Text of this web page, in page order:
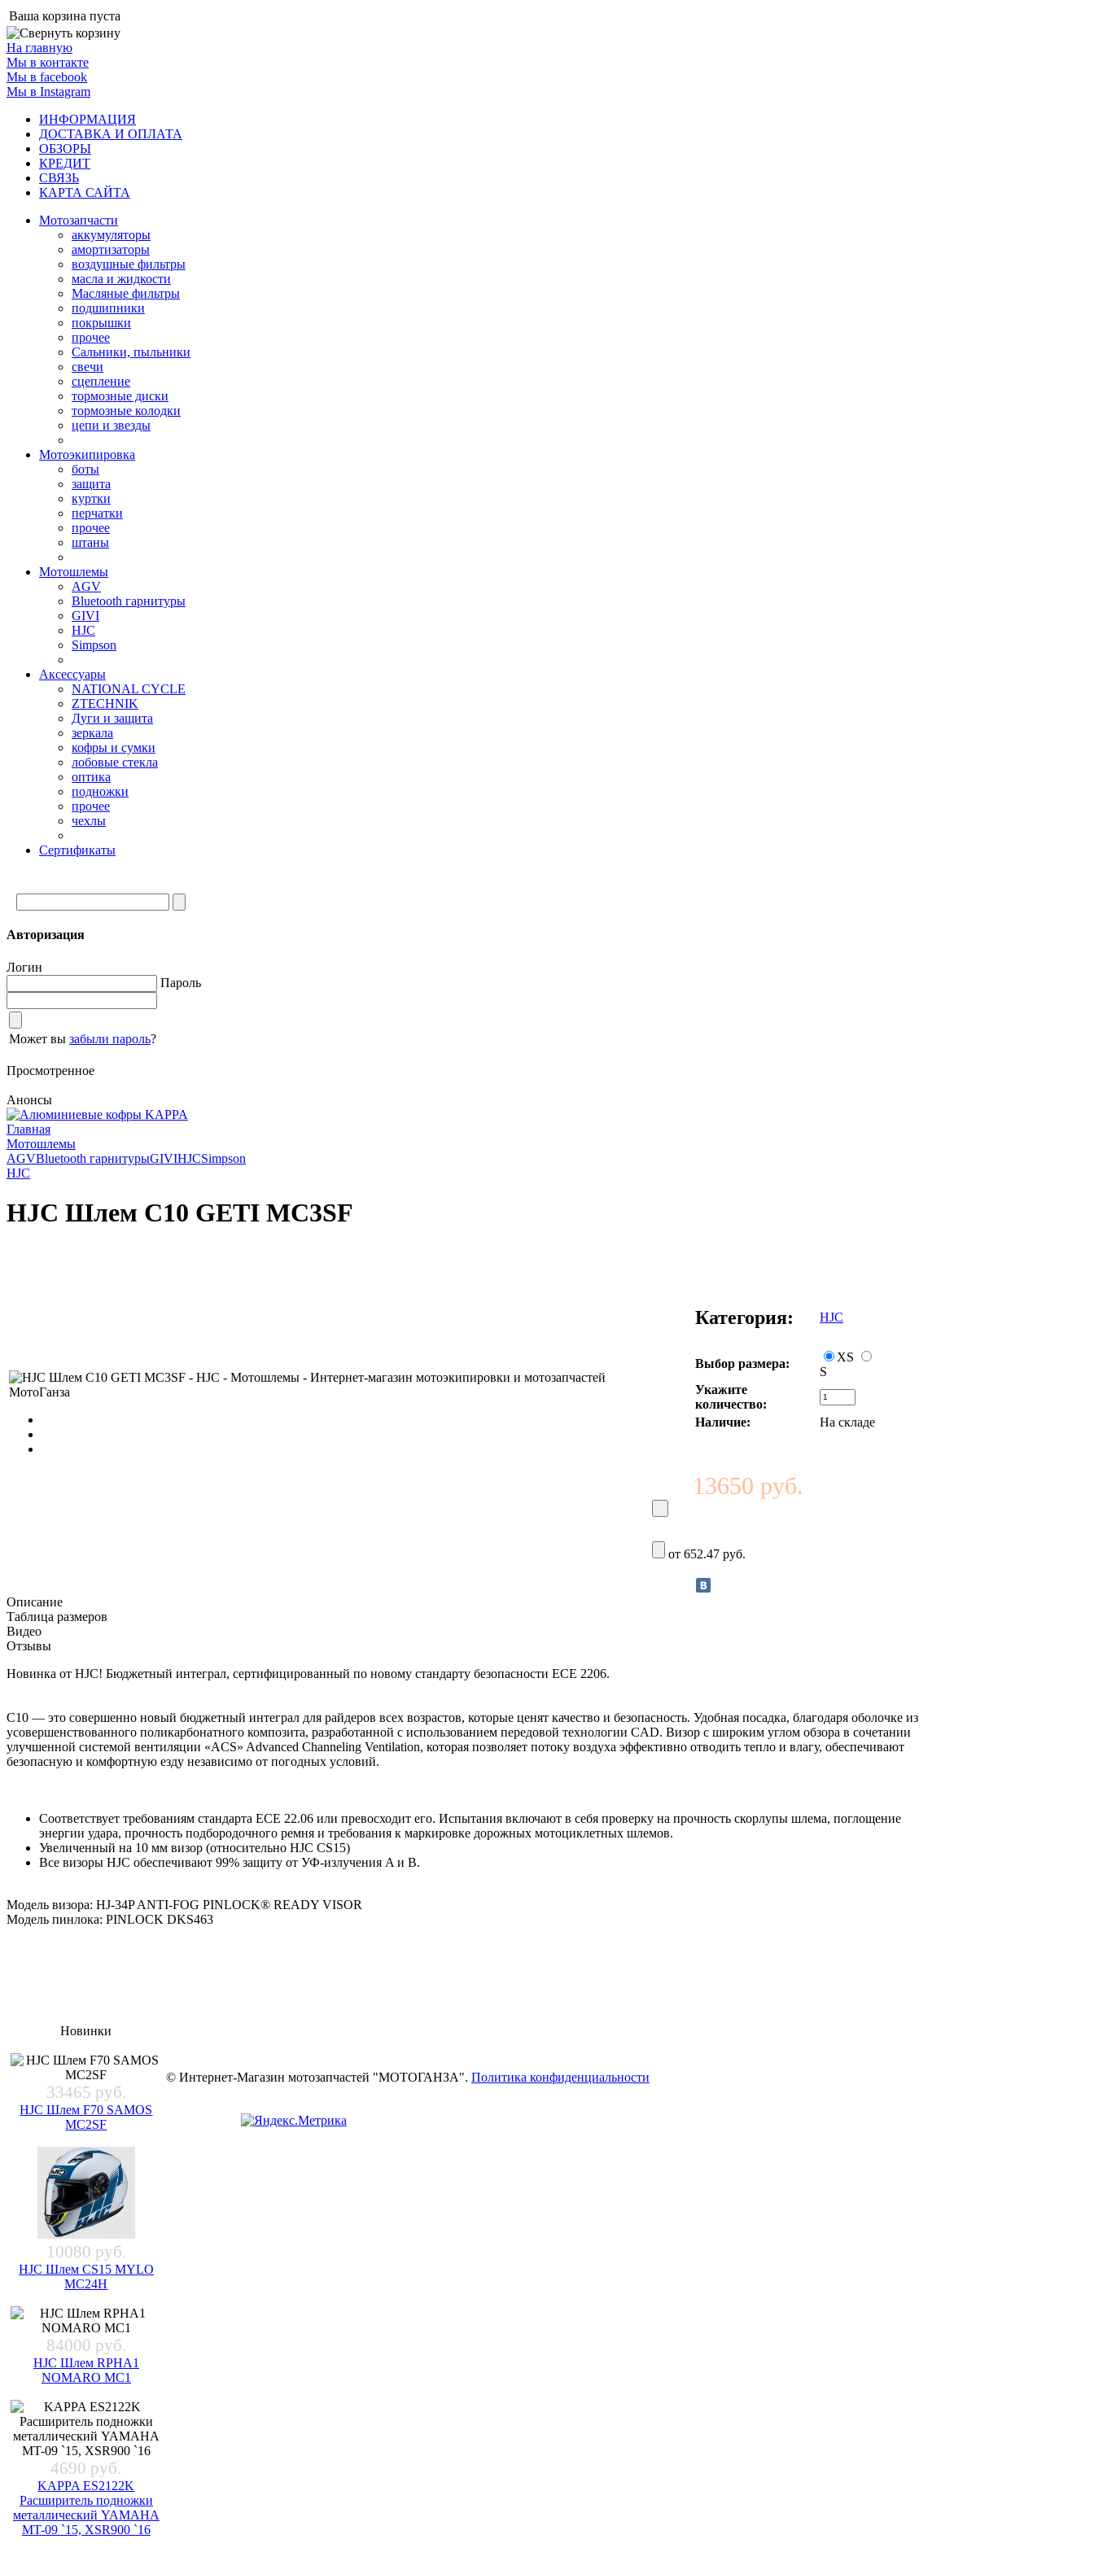
Ваша корзина пуста
На главную
Мы в контакте
Мы в facebook
Мы в Instagram
ИНФОРМАЦИЯ
ДОСТАВКА И ОПЛАТА
ОБЗОРЫ
КРЕДИТ
СВЯЗЬ
КАРТА САЙТА
Мотозапчасти
аккумуляторы
амортизаторы
воздушные фильтры
масла и жидкости
Масляные фильтры
подшипники
покрышки
прочее
Сальники, пыльники
свечи
сцепление
тормозные диски
тормозные колодки
цепи и звезды
Мотоэкипировка
боты
защита
куртки
перчатки
прочее
штаны
Мотошлемы
AGV
Bluetooth гарнитуры
GIVI
HJC
Simpson
Аксессуары
NATIONAL CYCLE
ZTECHNIK
Дуги и защита
зеркала
кофры и сумки
лобовые стекла
оптика
подножки
прочее
чехлы
Сертификаты
Авторизация
Логин
Пароль
Может вы забыли пароль?
Просмотренное
Анонсы
Главная
Мотошлемы
AGVBluetooth гарнитурыGIVIHJCSimpson
HJC
HJC Шлем C10 GETI MC3SF
Категория: HJC
Выбор размера:
XS
S
Укажите
количество:
Наличие:
На складе
13650 руб.
от 652.47 руб.
Описание
Таблица размеров
Видео
Отзывы
Новинка от HJC! Бюджетный интеграл, сертифицированный по новому стандарту безопасности ECE 2206.
C10 — это совершенно новый бюджетный интеграл для райдеров всех возрастов, которые ценят качество и безопасность. Удобная посадка, благодаря оболочке из
усовершенствованного поликарбонатного композита, разработанной с использованием передовой технологии CAD. Визор с широким углом обзора в сочетании
улучшенной системой вентиляции «ACS» Advanced Channeling Ventilation, которая позволяет потоку воздуха эффективно отводить тепло и влагу, обеспечивают
безопасную и комфортную езду независимо от погодных условий.
Соответствует требованиям стандарта ECE 22.06 или превосходит его. Испытания включают в себя проверку на прочность скорлупы шлема, поглощение
энергии удара, прочность подбородочного ремня и требования к маркировке дорожных мотоциклетных шлемов.
Увеличенный на 10 мм визор (относительно HJC CS15)
Все визоры HJC обеспечивают 99% защиту от УФ-излучения A и B.
Модель визора: HJ-34P ANTI-FOG PINLOCK® READY VISOR
Модель пинлока: PINLOCK DKS463
Новинки
33465 руб.
HJC Шлем F70 SAMOS
MC2SF
10080 руб.
HJC Шлем CS15 MYLO
MC24H
84000 руб.
HJC Шлем RPHA1
NOMARO MC1
4690 руб.
KAPPA ES2122K
Расширитель подножки
металлический YAMAHA
MT-09 `15, XSR900 `16
© Интернет-Магазин мотозапчастей "МОТОГАНЗА". Политика конфиденциальности